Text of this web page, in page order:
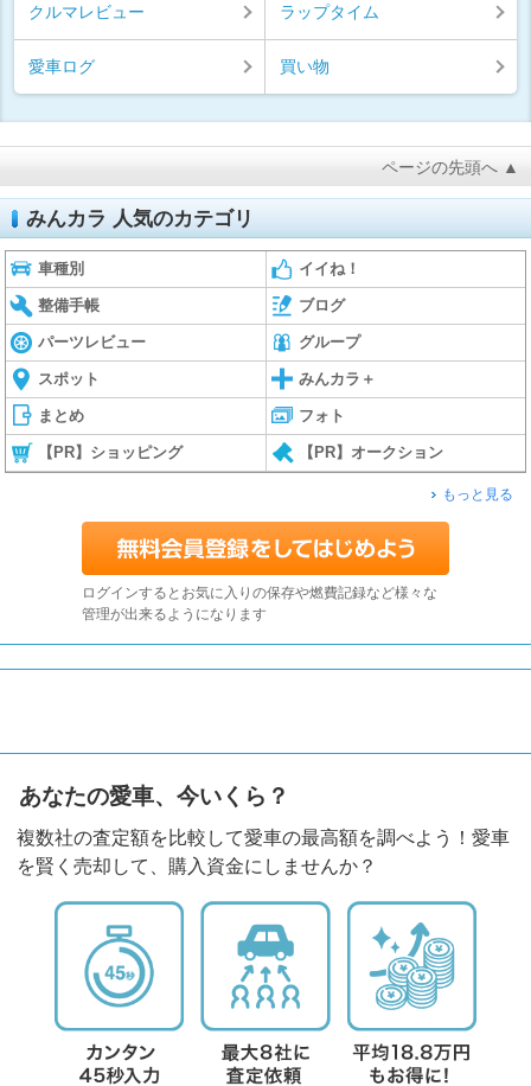
クルマレビュー ラップタイム
愛車ログ 買い物
ページの先頭へ ▲
みんカラ 人気のカテゴリ
車種別 イイね！
整備手帳 ブログ
パーツレビュー グループ
スポット みんカラ＋
まとめ フォト
【PR】ショッピング 【PR】オークション
もっと見る
ログインするとお気に入りの保存や燃費記録など様々な
管理が出来るようになります
あなたの愛車、今いくら？
複数社の査定額を比較して愛車の最高額を調べよう！愛車
を賢く売却して、購入資金にしませんか？